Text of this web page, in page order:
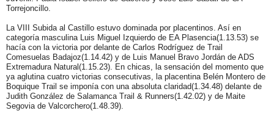
Torrejoncillo.
La VIII Subida al Castillo estuvo dominada por placentinos. Así en
categoría masculina Luis Miguel Izquierdo de EA Plasencia(1.13.53) se
hacía con la victoria por delante de Carlos Rodríguez de Trail
Comesuelas Badajoz(1.14.42) y de Luis Manuel Bravo Jordán de ADS
Extremadura Natural(1.15.23). En chicas, la sensación del momento que
ya aglutina cuatro victorias consecutivas, la placentina Belén Montero de
Boquique Trail se imponía con una absoluta claridad(1.34.48) delante de
Judith González de Salamanca Trail & Runners(1.42.02) y de Maite
Segovia de Valcorchero(1.48.39).